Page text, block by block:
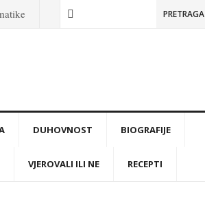
PRETRAGA
DUHOVNOST BIOGRAFIJE
VJEROVALI ILI NE RECEPTI